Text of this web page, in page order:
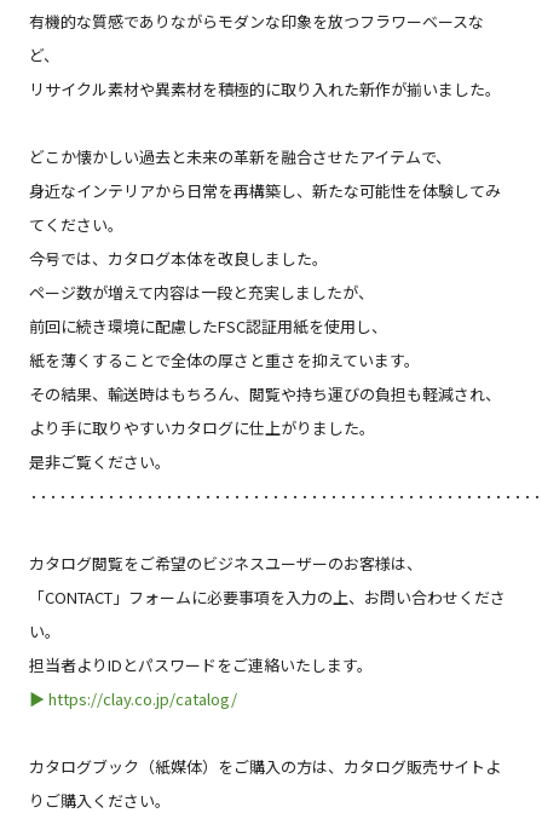
有機的な質感でありながらモダンな印象を放つフラワーベースな
ど、
リサイクル素材や異素材を積極的に取り入れた新作が揃いました。
どこか懐かしい過去と未来の革新を融合させたアイテムで、
身近なインテリアから日常を再構築し、新たな可能性を体験してみ
てください。
今号では、カタログ本体を改良しました。
ページ数が増えて内容は一段と充実しましたが、
前回に続き環境に配慮したFSC認証用紙を使用し、
紙を薄くすることで全体の厚さと重さを抑えています。
その結果、輸送時はもちろん、閲覧や持ち運びの負担も軽減され、
より手に取りやすいカタログに仕上がりました。
是非ご覧ください。
カタログ閲覧をご希望のビジネスユーザーのお客様は、
「CONTACT」フォームに必要事項を入力の上、お問い合わせくださ
い。
担当者よりIDとパスワードをご連絡いたします。
▶ https://clay.co.jp/catalog/
カタログブック（紙媒体）をご購入の方は、カタログ販売サイトよ
りご購入ください。